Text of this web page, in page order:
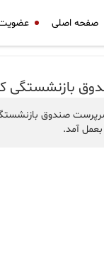
صفحه اصلی عضویت
بازنشستگی
صندوق
آمد.